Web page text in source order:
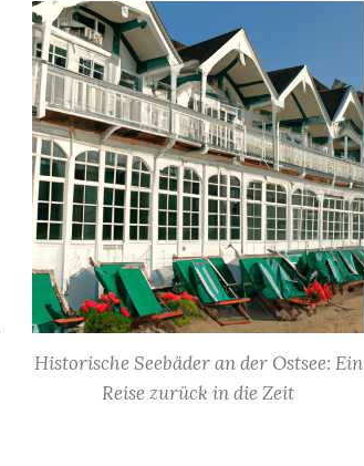
Historische Seebäder an der Ostsee: Ein
Reise zurück in die Zeit